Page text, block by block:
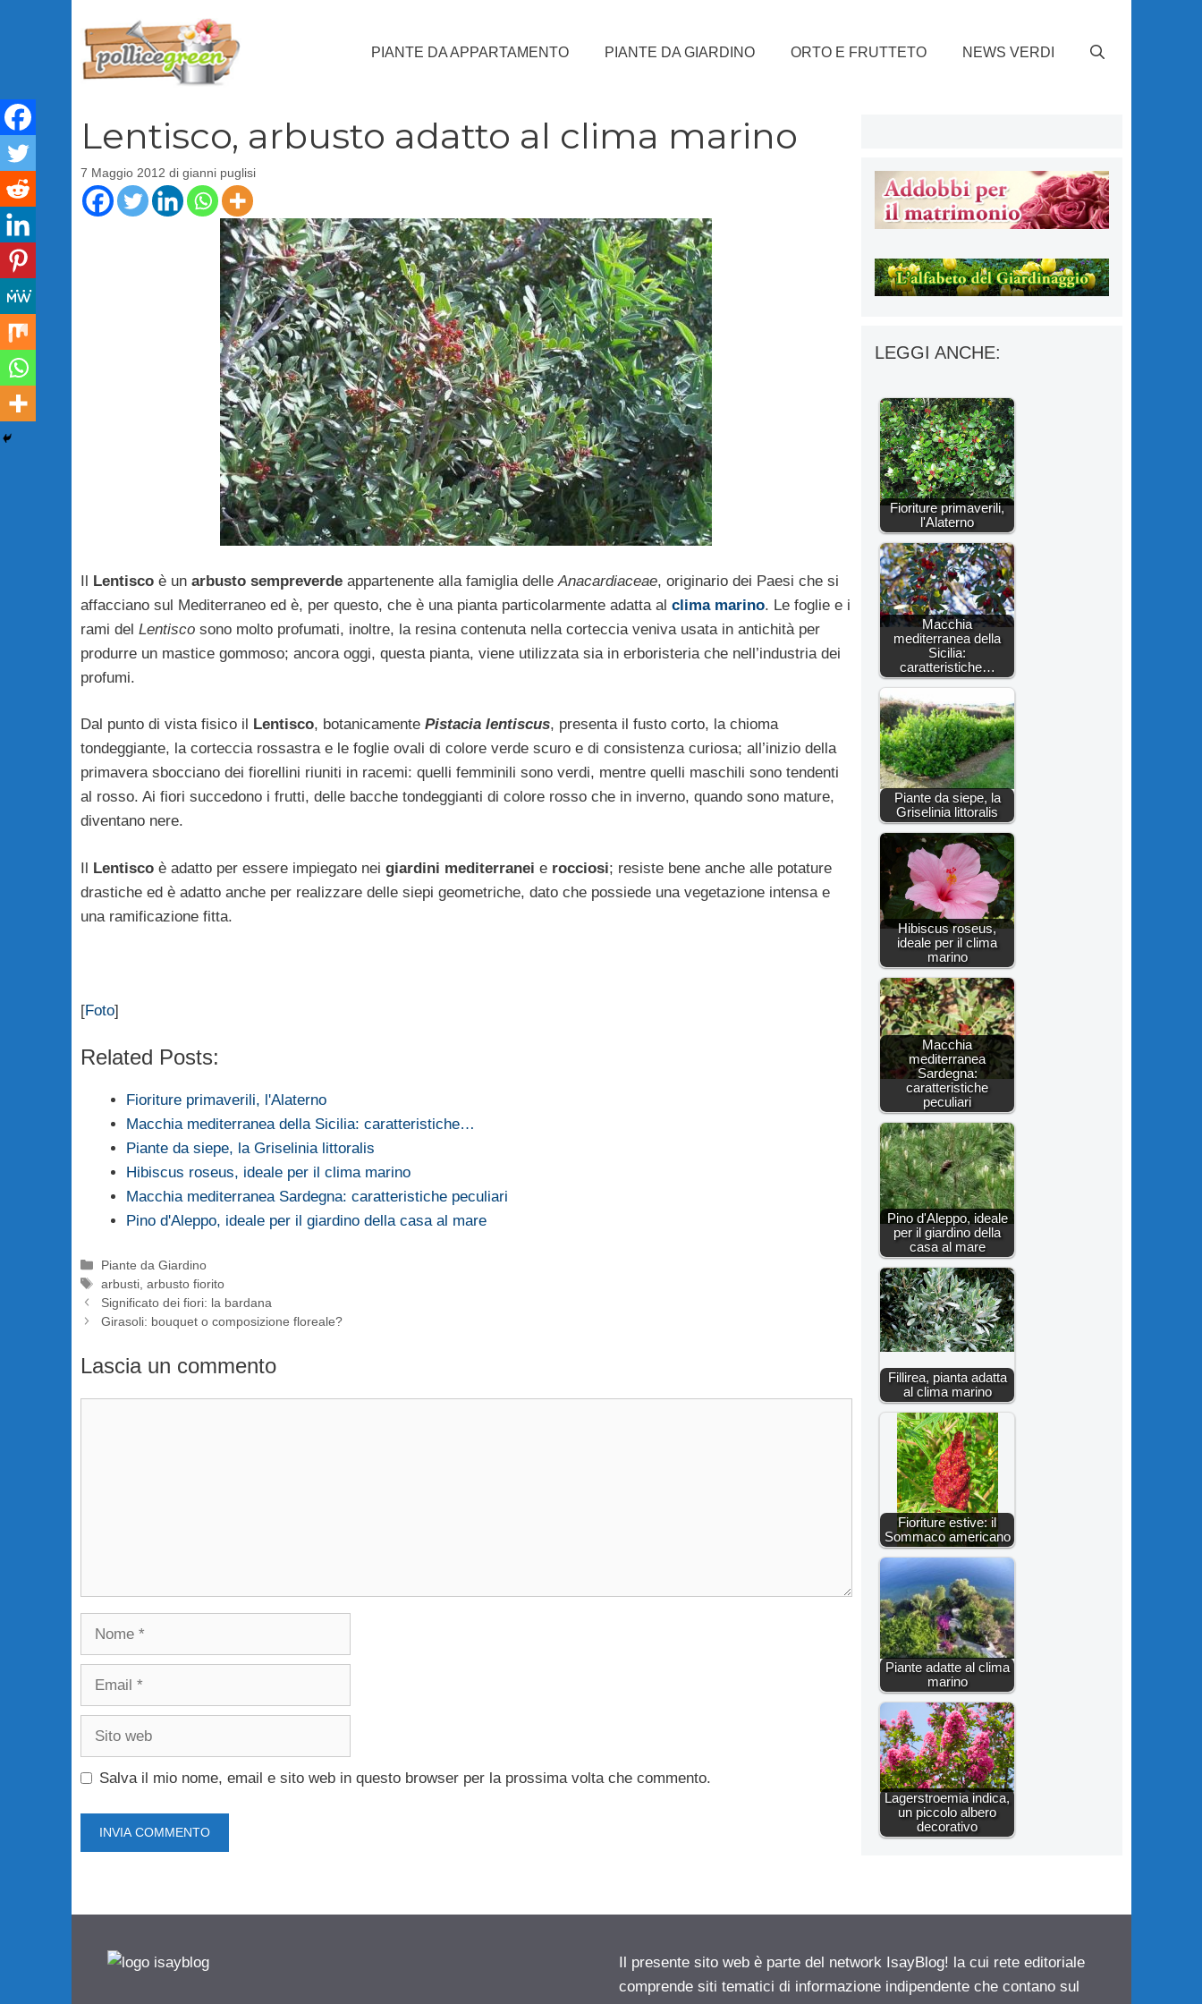
PIANTE DA APPARTAMENTO PIANTE DA GIARDINO ORTO E FRUTTETO NEWS VERDI
Lentisco, arbusto adatto al clima marino
7 Maggio 2012 di gianni puglisi
Il Lentiscoè un arbusto sempreverdeappartenente alla famiglia delleAnacardiaceae, originario dei Paesi che si
affacciano sul Mediterraneo ed è, per questo, che è una pianta particolarmente adatta al clima marino. Le foglie e i
rami del Lentiscosono molto profumati, inoltre, la resina contenuta nella corteccia veniva usata in antichità per
produrre un mastice gommoso; ancora oggi, questa pianta, viene utilizzata sia in erboristeria che nell’industria dei
profumi.
Dal punto di vista fisico il Lentisco, botanicamente Pistacia lentiscus, presenta il fusto corto, la chioma
tondeggiante, la corteccia rossastra e le foglie ovali di colore verde scuro e di consistenza curiosa; all’inizio della
primavera sbocciano dei fiorellini riuniti in racemi: quelli femminili sono verdi, mentre quelli maschili sono tendenti
al rosso. Ai fiori succedono i frutti, delle bacche tondeggianti di colore rosso che in inverno, quando sono mature,
diventano nere.
Il Lentiscoè adatto per essere impiegato nei giardini mediterranei e rocciosi; resiste bene anche alle potature
drastiche ed è adatto anche per realizzare delle siepi geometriche, dato che possiede una vegetazione intensa e
una ramificazione fitta.
[Foto]
Related Posts:
Fioriture primaverili, l'Alaterno
Macchia mediterranea della Sicilia: caratteristiche…
Piante da siepe, la Griselinia littoralis
Hibiscus roseus, ideale per il clima marino
Macchia mediterranea Sardegna: caratteristiche peculiari
Pino d'Aleppo, ideale per il giardino della casa al mare
Categorie
Piante da Giardino
Tag
arbusti, arbusto fiorito
Significato dei fiori: la bardana
Girasoli: bouquet o composizione floreale?
Lascia un commento
Nome
Email
Sito
Salva il mio nome, email e sito web in questo browser per la prossima volta che commento.
LEGGI ANCHE:
Fioriture primaverili,
l'Alaterno
Macchia
mediterranea della
Sicilia:
caratteristiche…
Piante da siepe, la
Griselinia littoralis
Hibiscus roseus,
ideale per il clima
marino
Macchia
mediterranea
Sardegna:
caratteristiche
peculiari
Pino d'Aleppo, ideale
per il giardino della
casa al mare
Fillirea, pianta adatta
al clima marino
Fioriture estive: il
Sommaco americano
Piante adatte al clima
marino
Lagerstroemia indica,
un piccolo albero
decorativo
Il presente sito web è parte del network IsayBlog! la cui rete editoriale
comprende siti tematici di informazione indipendente che contano sul